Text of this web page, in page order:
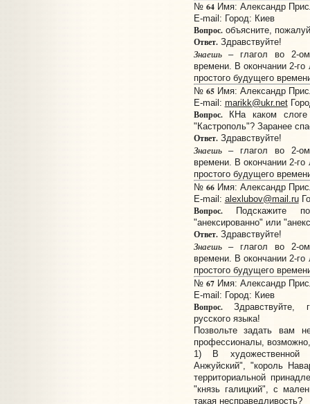
№ 64Имя: Александр
E-mail: Город: Киев
Вопрос.объясните,
Ответ.Здравствуйте!
Знаешь– глагол во 2-ом
времени. В окончании 2-
простого будущего
№ 65Имя: Александр
E-mail: marikk@ukr.net
Вопрос.КНа каком слоге
"Кастрополь"? Заранее
Ответ.Здравствуйте!
Знаешь– глагол во 2-ом
времени. В окончании 2-
простого будущего
№ 66Имя: Александр
E-mail: alexlubov@mail.ru
Вопрос.Подскажите
"анексированно" или
Ответ.Здравствуйте!
Знаешь– глагол во 2-ом
времени. В окончании 2-
простого будущего
№ 67Имя: Александр
E-mail: Город: Киев
Вопрос.Здравствуйте,
русского языка!
Позвольте задать вам
профессионалы,
1) В художественной
Анжуйский", "король
территориальной
"князь галицкий", с
такая несправедливость?